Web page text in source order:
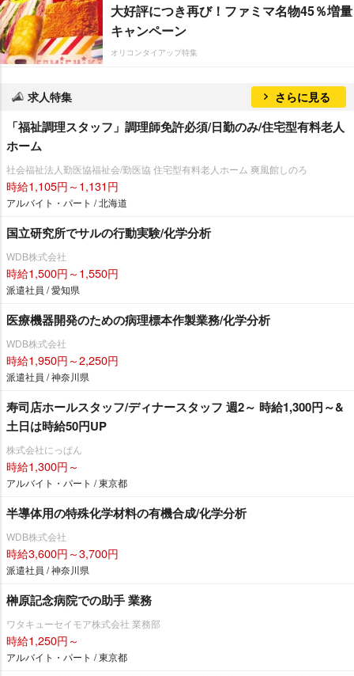
大好評につき再び！ファミマ名物45％増量
キャンペーン
オリコンタイアップ特集
求人特集 さらに見る
「福祉調理スタッフ」調理師免許必須/日勤のみ/住宅型有料老人
ホーム
社会福祉法人勤医協福祉会/勤医協 住宅型有料老人ホーム 爽風館しのろ
時給1,105円～1,131円
アルバイト・パート / 北海道
国立研究所でサルの行動実験/化学分析
WDB株式会社
時給1,500円～1,550円
派遣社員 / 愛知県
医療機器開発のための病理標本作製業務/化学分析
WDB株式会社
時給1,950円～2,250円
派遣社員 / 神奈川県
寿司店ホールスタッフ/ディナースタッフ 週2～ 時給1,300円～&
土日は時給50円UP
株式会社にっぱん
時給1,300円～
アルバイト・パート / 東京都
半導体用の特殊化学材料の有機合成/化学分析
WDB株式会社
時給3,600円～3,700円
派遣社員 / 神奈川県
榊原記念病院での助手 業務
ワタキューセイモア株式会社 業務部
時給1,250円～
アルバイト・パート / 東京都